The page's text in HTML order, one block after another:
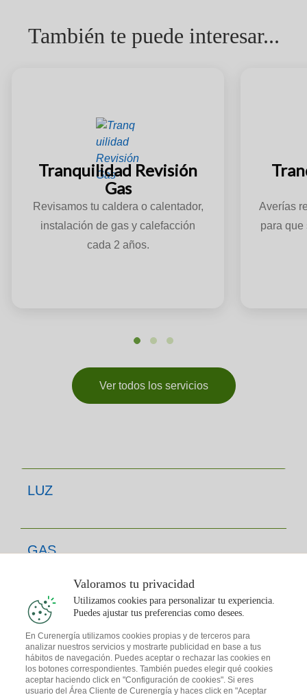
También te puede interesar...
Tranquilidad Revisión
Gas
Revisamos tu caldera o calentador,
instalación de gas y calefacción
cada 2 años.
Averías
para que
Ver todos los servicios
LUZ
GAS
TE INTERESA
CONTACTO
Valoramos tu privacidad
Utilizamos cookies para personalizar tu experiencia.
Puedes ajustar tus preferencias como desees.
En Curenergía utilizamos cookies propias y de terceros para
analizar nuestros servicios y mostrarte publicidad en base a tus
hábitos de navegación. Puedes aceptar o rechazar las cookies en
los botones correspondientes. También puedes elegir qué cookies
aceptar haciendo click en "Configuración de cookies". Si eres
usuario del Área Cliente de Curenergía y haces click en "Aceptar